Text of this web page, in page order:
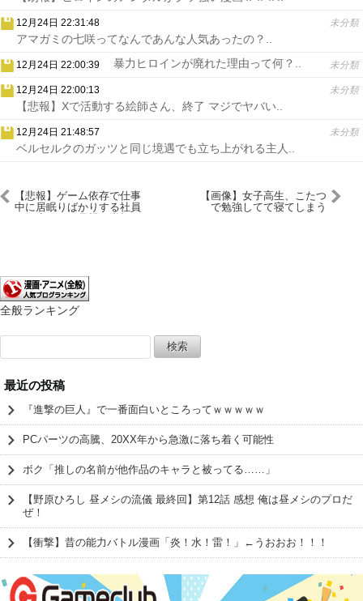
12月24日 22:31:48 未分類
アマガミの七咲ってなんであんな人気あったの？..
12月24日 22:00:39 未分類
暴力ヒロインが廃れた理由って何？..
12月24日 22:00:13 未分類
【悲報】Xで活動する絵師さん、終了 マジでヤバい..
12月24日 21:48:57 未分類
ベルセルクのガッツと同じ境遇でも立ち上がれる主人..
【悲報】ゲーム依存で仕事
中に居眠りばかりする社員
【画像】女子高生、こたつ
で勉強してて寝てしまう
全般ランキング
索:
最近の投稿
『進撃の巨人』で一番面白いところってｗｗｗｗｗ
PCパーツの高騰、20XX年から急激に落ち着く可能性
ボク「推しの名前が他作品のキャラと被ってる……」
【野原ひろし 昼メシの流儀 最終回】第12話 感想 俺は昼メシのプロだ
ぜ！
【衝撃】昔の能力バトル漫画「炎！水！雷！」←うおおお！！！